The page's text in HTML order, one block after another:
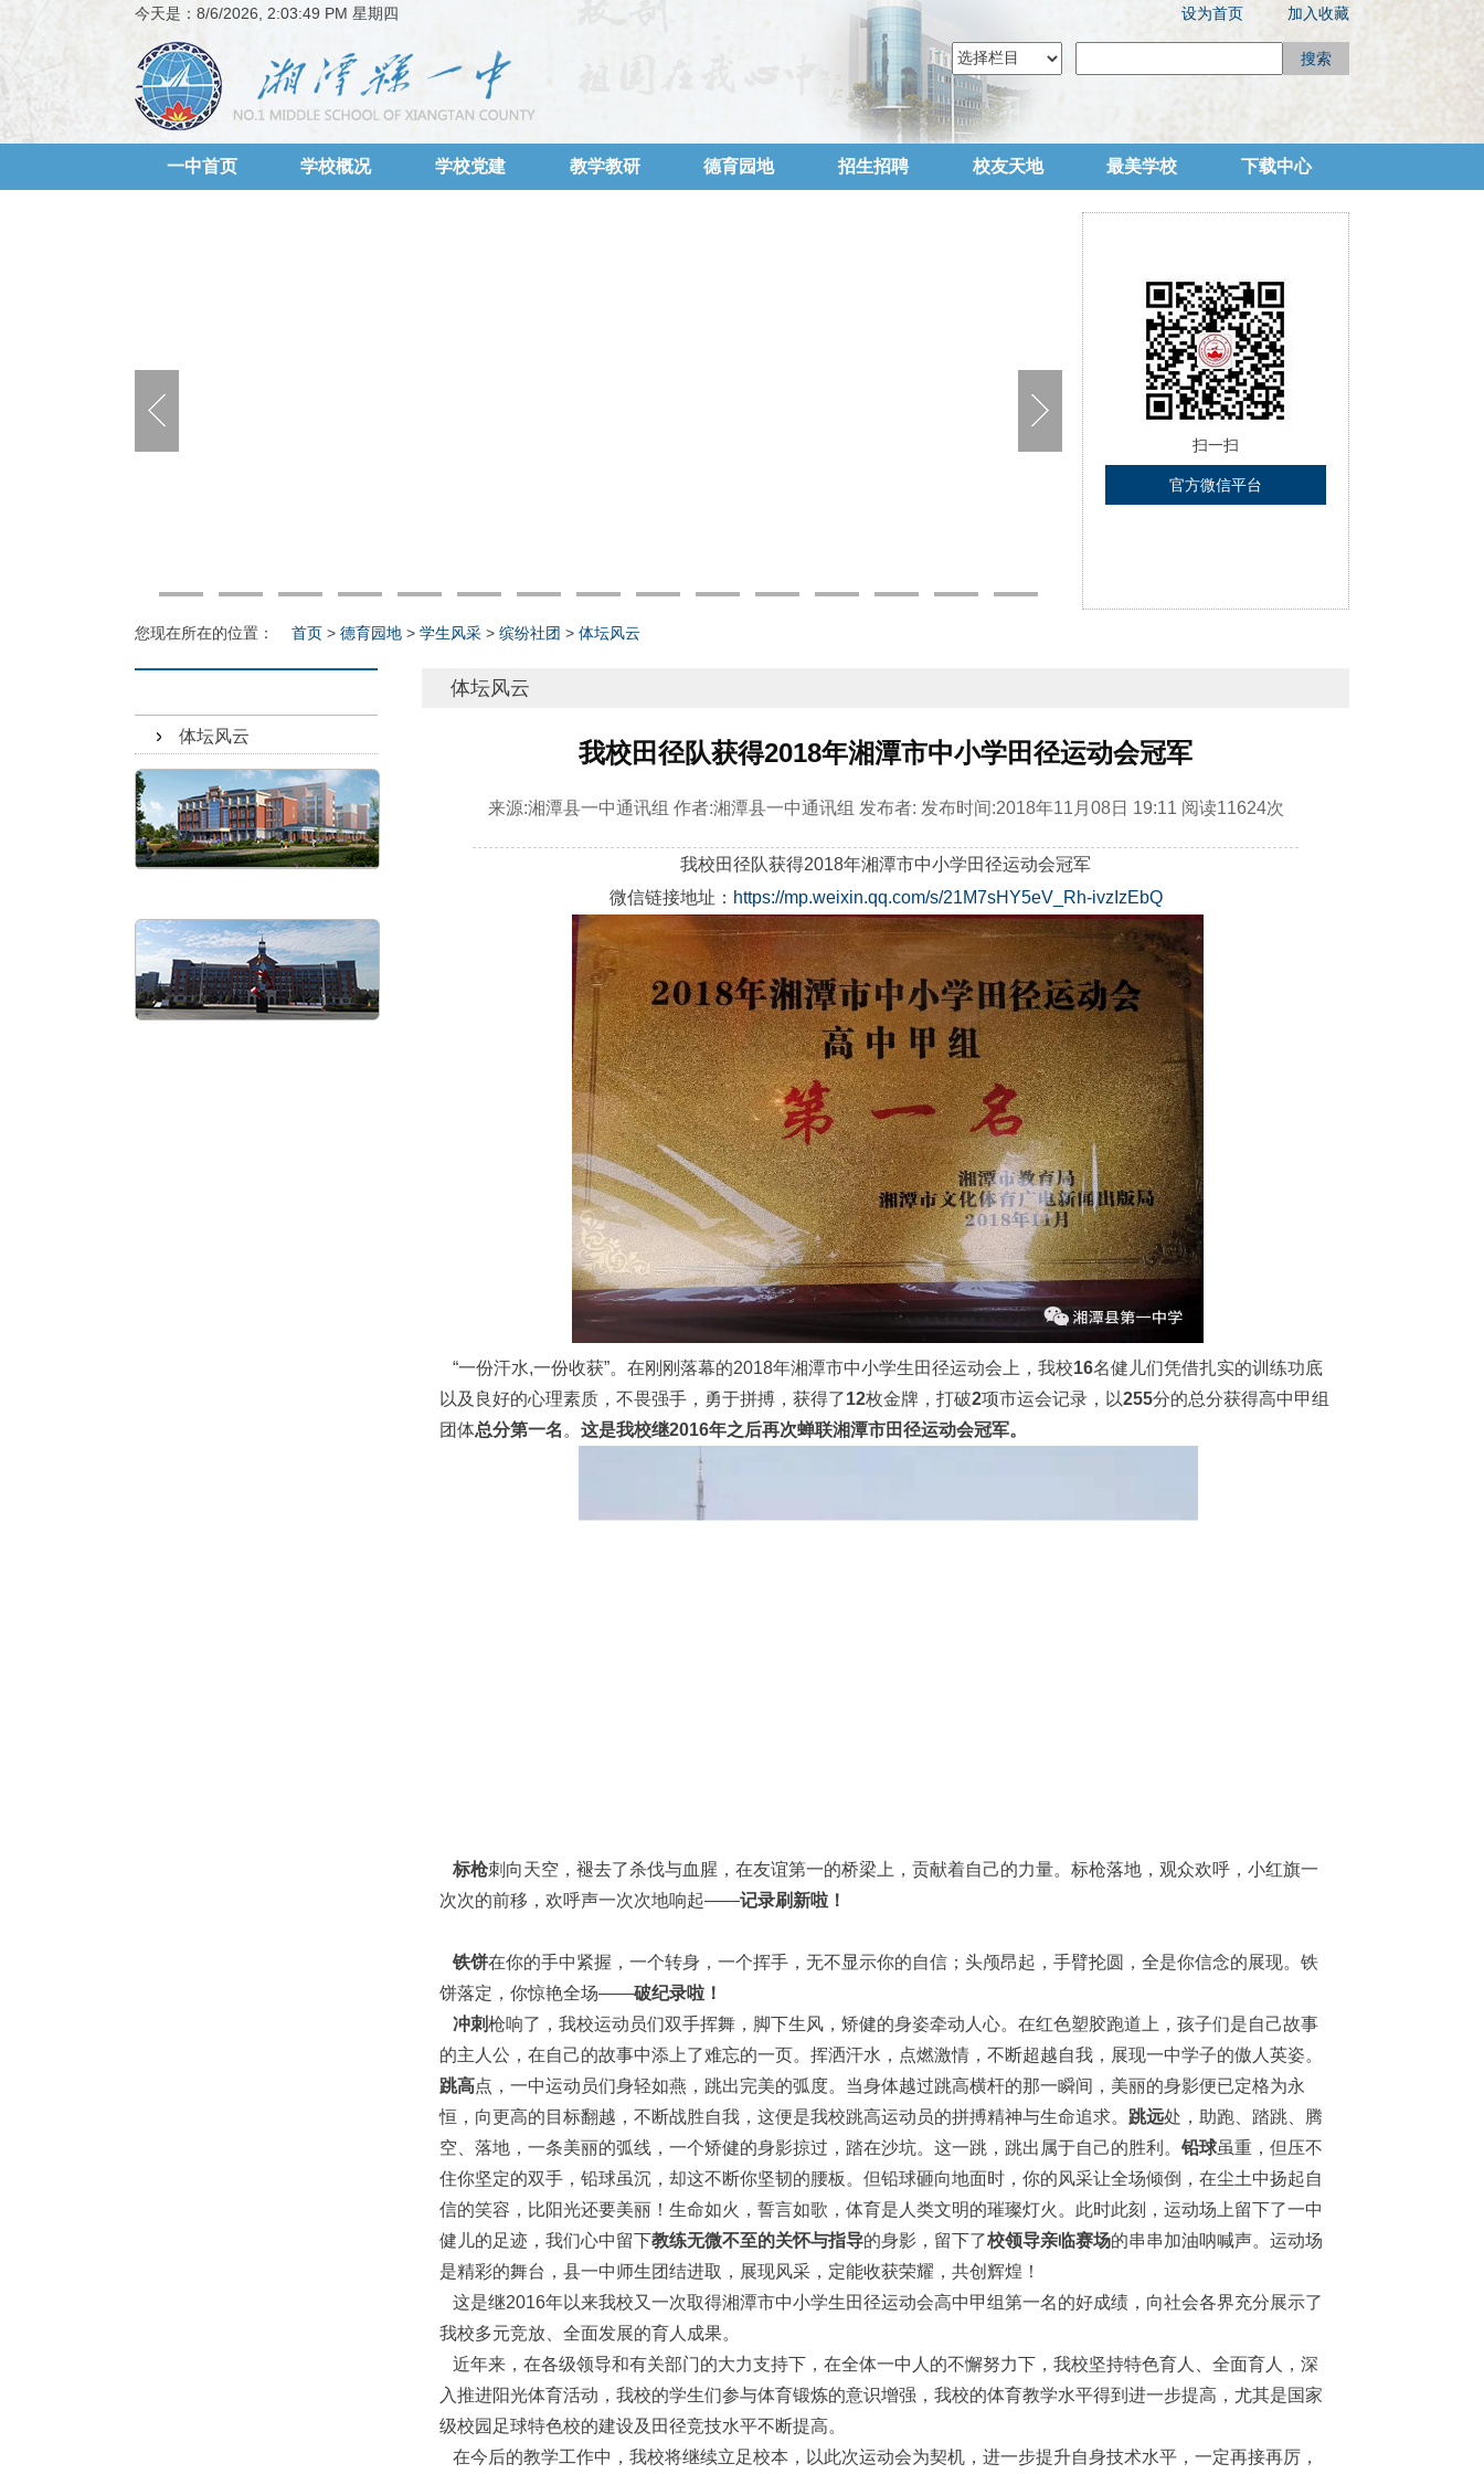
今天是： 8/6/2026, 2:03:49 PM 星期四 设为首页 加入收藏
搜索
一中首页 学校概况 学校党建 教学教研 德育园地 招生招聘 校友天地 最美学校 下载中心
扫一扫
官方微信平台
您现在所在的位置： 首页 > 德育园地 > 学生风采 > 缤纷社团 > 体坛风云
体坛风云
体坛风云
我校田径队获得2018年湘潭市中小学田径运动会冠军
来源:湘潭县一中通讯组 作者:湘潭县一中通讯组 发布者: 发布时间:2018年11月08日 19:11 阅读11624次
我校田径队获得2018年湘潭市中小学田径运动会冠军
微信链接地址： https://mp.weixin.qq.com/s/21M7sHY5eV_Rh-ivzIzEbQ
“一份汗水,一份收获”。在刚刚落幕的2018年湘潭市中小学生田径运动会上，我校16名健儿们凭借扎实的训练功底
以及良好的心理素质，不畏强手，勇于拼搏，获得了12枚金牌，打破2项市运会记录，以255分的总分获得高中甲组
团体总分第一名 。 这是我校继2016年之后再次蝉联湘潭市田径运动会冠军。
标枪刺向天空，褪去了杀伐与血腥，在友谊第一的桥梁上，贡献着自己的力量。标枪落地，观众欢呼，小红旗一
次次的前移，欢呼声一次次地响起——记录刷新啦！
铁饼在你的手中紧握，一个转身，一个挥手，无不显示你的自信；头颅昂起，手臂抡圆，全是你信念的展现。铁
饼落定，你惊艳全场——破纪录啦！
冲刺枪响了，我校运动员们双手挥舞，脚下生风，矫健的身姿牵动人心。在红色塑胶跑道上，孩子们是自己故事
的主人公，在自己的故事中添上了难忘的一页。挥洒汗水，点燃激情，不断超越自我，展现一中学子的傲人英姿。
跳高点，一中运动员们身轻如燕，跳出完美的弧度。当身体越过跳高横杆的那一瞬间，美丽的身影便已定格为永
恒，向更高的目标翻越，不断战胜自我，这便是我校跳高运动员的拼搏精神与生命追求。 跳远处，助跑、踏跳、腾
空、落地，一条美丽的弧线，一个矫健的身影掠过，踏在沙坑。这一跳，跳出属于自己的胜利。 铅球虽重，但压不
住你坚定的双手，铅球虽沉，却这不断你坚韧的腰板。但铅球砸向地面时，你的风采让全场倾倒，在尘土中扬起自
信的笑容，比阳光还要美丽！生命如火，誓言如歌，体育是人类文明的璀璨灯火。此时此刻，运动场上留下了一中
健儿的足迹，我们心中留下教练无微不至的关怀与指导的身影，留下了校领导亲临赛场的串串加油呐喊声。运动场
是精彩的舞台，县一中师生团结进取，展现风采，定能收获荣耀，共创辉煌！
这是继2016年以来我校又一次取得湘潭市中小学生田径运动会高中甲组第一名的好成绩，向社会各界充分展示了
我校多元竞放、全面发展的育人成果。
近年来，在各级领导和有关部门的大力支持下，在全体一中人的不懈努力下，我校坚持特色育人、全面育人，深
入推进阳光体育活动，我校的学生们参与体育锻炼的意识增强，我校的体育教学水平得到进一步提高，尤其是国家
级校园足球特色校的建设及田径竞技水平不断提高。
在今后的教学工作中，我校将继续立足校本，以此次运动会为契机，进一步提升自身技术水平，一定再接再厉，